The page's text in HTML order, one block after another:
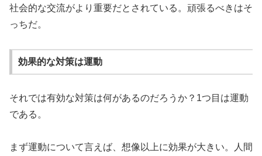
社会的な交流がより重要だとされている。頑張るべきはそ
っちだ。
効果的な対策は運動
それでは有効な対策は何があるのだろうか？1つ目は運動
である。
まず運動について言えば、想像以上に効果が大きい。人間